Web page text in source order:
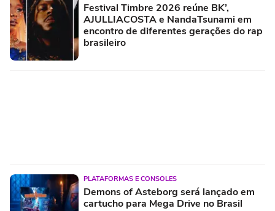
Festival Timbre 2026 reúne BK’,
AJULLIACOSTA e NandaTsunami em
encontro de diferentes gerações do rap
brasileiro
PLATAFORMAS E CONSOLES
Demons of Asteborg será lançado em
cartucho para Mega Drive no Brasil